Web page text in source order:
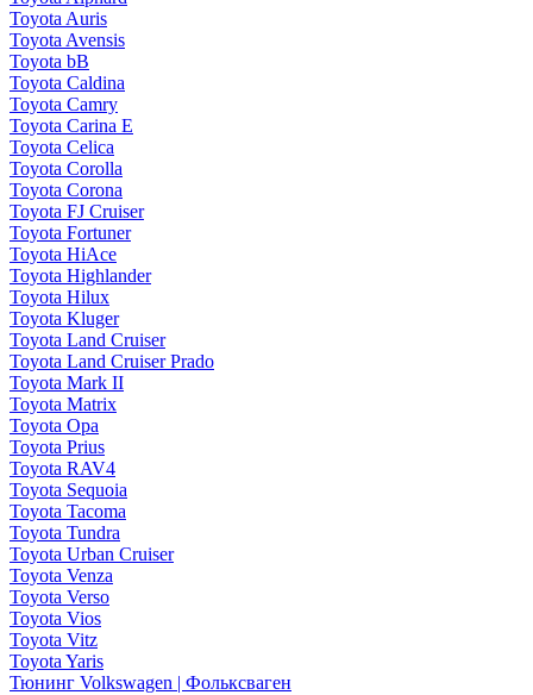
Toyota Auris
Toyota Avensis
Toyota bB
Toyota Caldina
Toyota Camry
Toyota Carina E
Toyota Celica
Toyota Corolla
Toyota Corona
Toyota FJ Cruiser
Toyota Fortuner
Toyota HiAce
Toyota Highlander
Toyota Hilux
Toyota Kluger
Toyota Land Cruiser
Toyota Land Cruiser Prado
Toyota Mark II
Toyota Matrix
Toyota Opa
Toyota Prius
Toyota RAV4
Toyota Sequoia
Toyota Tacoma
Toyota Tundra
Toyota Urban Cruiser
Toyota Venza
Toyota Verso
Toyota Vios
Toyota Vitz
Toyota Yaris
Тюнинг Volkswagen | Фольксваген